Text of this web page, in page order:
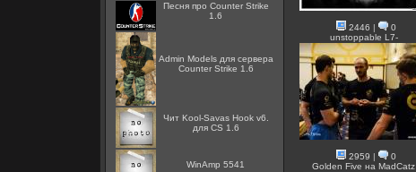
Песня про Counter Strike
1.6
Admin Models для сервера
Counter Strike 1.6
Чит Kool-Savas Hook v6.
для CS 1.6
WinAmp 5541
2446 |
0
unstoppable L7-
2959 |
0
Golden Five на MadCatz